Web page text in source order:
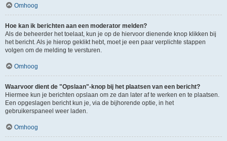
Omhoog
Hoe kan ik berichten aan een moderator melden?
Als de beheerder het toelaat, kun je op de hiervoor dienende knop klikken bij
het bericht. Als je hierop geklikt hebt, moet je een paar verplichte stappen
volgen om de melding te versturen.
Omhoog
Waarvoor dient de "Opslaan"-knop bij het plaatsen van een bericht?
Hiermee kun je berichten opslaan om ze dan later af te werken en te plaatsen.
Een opgeslagen bericht kun je, via de bijhorende optie, in het
gebruikerspaneel weer laden.
Omhoog